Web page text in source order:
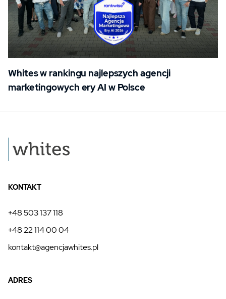
Whites w rankingu najlepszych agencji
marketingowych ery AI w Polsce
KONTAKT
+48 503 137 118
+48 22 114 00 04
kontakt@agencjawhites.pl
ADRES